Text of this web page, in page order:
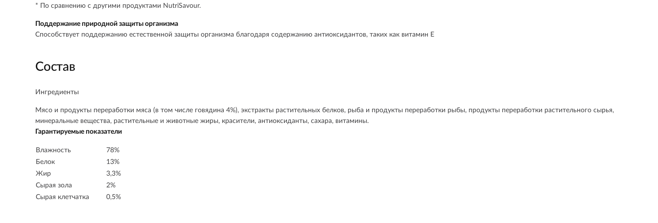
* По сравнению с другими продуктами NutriSavour.
Поддержание природной защиты организма
Способствует поддержанию естественной защиты организма благодаря содержанию антиоксидантов, таких как витамин Е
Состав
Ингредиенты
Мясо и продукты переработки мяса (в том числе говядина 4%), экстракты растительных белков, рыба и продукты переработки рыбы, продукты переработки растительного сырья,
минеральные вещества, растительные и животные жиры, красители, антиоксиданты, сахара, витамины.
Гарантируемые показатели
Влажность
78%
Белок
13%
Жир
3,3%
Сырая зола
2%
Сырая клетчатка
0,5%